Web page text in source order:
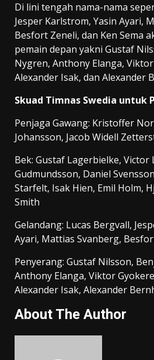
Di lini tengah nama-nama
Jesper Karlstrom, Yasin Ayari,
Besfort Zeneli, dan Ken Sema
pemain depan yakni Gustaf
Nygren, Anthony Elanga,
Alexander Isak, dan Alexander
Skuad Timnas Swedia untuk
Penjaga Gawang: Kristoffer
Johansson, Jacob Widell
Bek: Gustaf Lagerbielke, Victor
Gudmundsson, Daniel
Starfelt, Isak Hien, Emil Holm,
Smith
Gelandang: Lucas Bergvall,
Ayari, Mattias Svanberg,
Penyerang: Gustaf Nilsson,
Anthony Elanga, Viktor
Alexander Isak, Alexander
About The Author